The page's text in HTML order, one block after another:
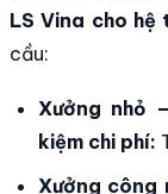
LS Vina cho hệ
cầu:
Xưởng nhỏ
kiệm chi phí:
Xưởng công